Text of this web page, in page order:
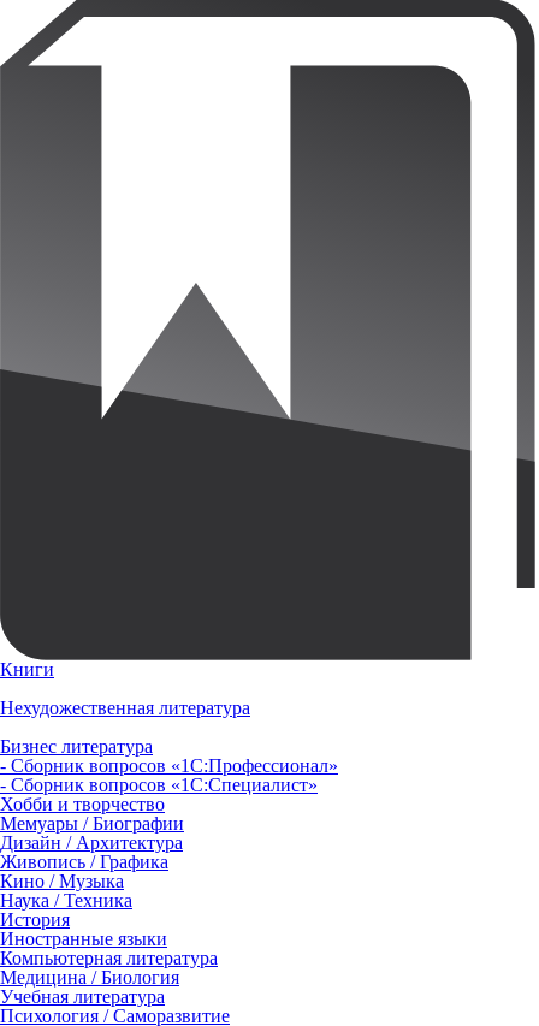
Книги
Нехудожественная литература
Бизнес литература
- Сборник вопросов «1С:Профессионал»
- Сборник вопросов «1С:Специалист»
Хобби и творчество
Мемуары / Биографии
Дизайн / Архитектура
Живопись / Графика
Кино / Музыка
Наука / Техника
История
Иностранные языки
Компьютерная литература
Медицина / Биология
Учебная литература
Психология / Саморазвитие